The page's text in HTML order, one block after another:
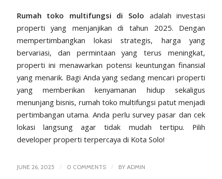
Rumah toko multifungsi di Solo adalah investasi
properti yang menjanjikan di tahun 2025. Dengan
mempertimbangkan lokasi strategis, harga yang
bervariasi, dan permintaan yang terus meningkat,
properti ini menawarkan potensi keuntungan finansial
yang menarik. Bagi Anda yang sedang mencari properti
yang memberikan kenyamanan hidup sekaligus
menunjang bisnis, rumah toko multifungsi patut menjadi
pertimbangan utama. Anda perlu survey pasar dan cek
lokasi langsung agar tidak mudah tertipu. Pilih
developer properti terpercaya di Kota Solo!
JUNE 26, 2025 / 0 COMMENTS / BY ADMIN